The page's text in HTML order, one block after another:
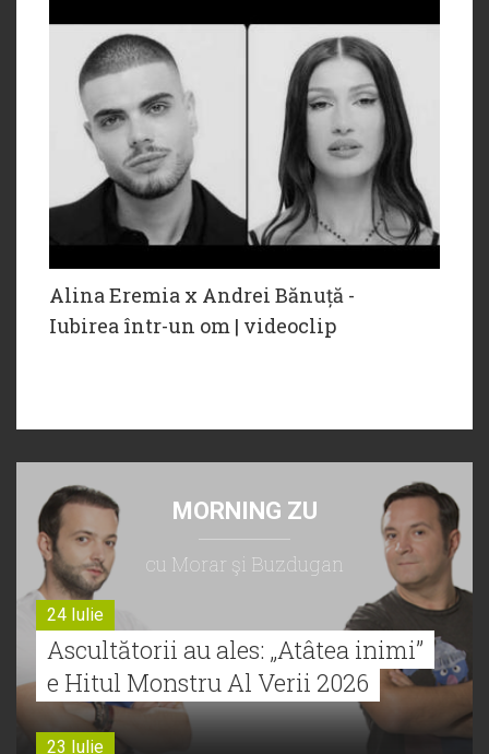
Alina Eremia x Andrei Bănuță -
Iubirea într-un om | videoclip
MORNING ZU
cu Morar şi Buzdugan
24 Iulie
Ascultătorii au ales: „Atâtea inimi”
e Hitul Monstru Al Verii 2026
23 Iulie